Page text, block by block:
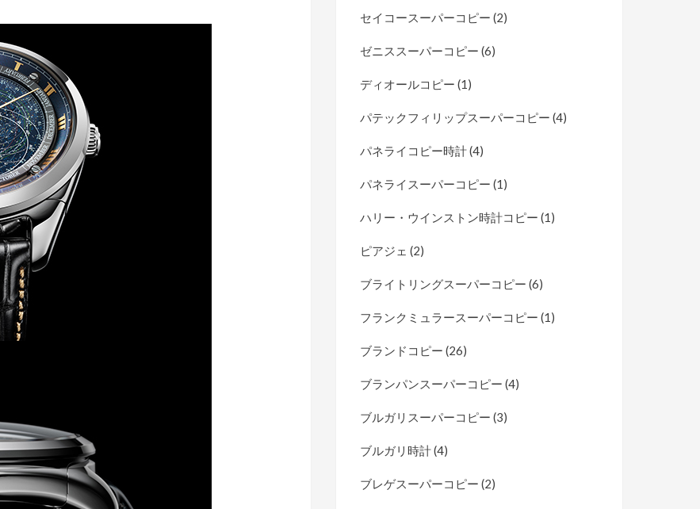
セイコースーパーコピー (2)
ゼニススーパーコピー (6)
ディオールコピー (1)
パテックフィリップスーパーコピー (4)
パネライコピー時計(4)
パネライスーパーコピー (1)
ハリー・ウインストン時計コピー (1)
ピアジェ (2)
ブライトリングスーパーコピー (6)
フランクミュラースーパーコピー (1)
ブランドコピー (26)
ブランパンスーパーコピー (4)
ブルガリスーパーコピー (3)
ブルガリ時計(4)
ブレゲスーパーコピー (2)